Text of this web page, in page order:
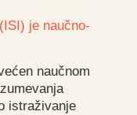
je naučno-
naučnom
istraživanje